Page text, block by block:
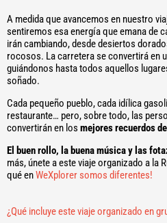
A medida que avancemos en nuestro
sentiremos esa energía que emana de
irán cambiando, desde desiertos
rocosos. La carretera se convertirá en
guiándonos hasta todos aquellos
soñado.
Cada pequeño pueblo, cada idílica
restaurante… pero, sobre todo, las
convertirán en los mejores recuerdos
El buen rollo, la buena música y las
más, únete a este viaje organizado a la
qué enWeXplorer somos diferentes!
¿Qué incluye este viaje organizado en